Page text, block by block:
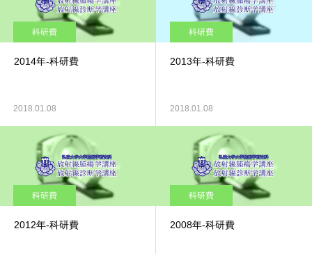
科研費
2014年-科研費
2018.01.08
科研費
2013年-科研費
2018.01.08
科研費
2012年-科研費
科研費
2008年-科研費